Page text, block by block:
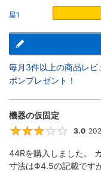
星1
毎月3件以上の商品レ
ポンプレゼント！
機器の仮固定
3.0
44Rを購入しました。
寸法はΦ4.5の記載です